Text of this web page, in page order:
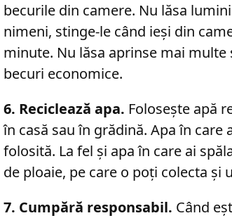
becurile din camere. Nu lăsa
nimeni, stinge-le când ieși din
minute. Nu lăsa aprinse mai
becuri economice.
6. Reciclează apa. Folosește apă
în casă sau în grădină. Apa în
folosită. La fel și apa în care ai
de ploaie, pe care o poți colecta și
7. Cumpără responsabil. Când